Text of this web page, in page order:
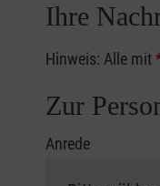
Ihre
Hinweis: Alle mit
Zur
Anrede